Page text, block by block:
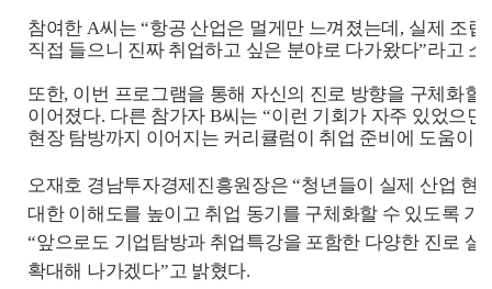
참여한 A씨는 “항공 산업은 멀게만 느껴졌는데 , 실제 조립
직접 들으니 진짜 취업하고 싶은 분야로 다가왔다”라고 소
또한, 이번 프로그램을 통해 자신의 진로 방향을 구체화할
이어졌다. 다른 참가자 B씨는 “이런 기회가 자주 있었으면
현장 탐방까지 이어지는 커리큘럼이 취업 준비에 도움이
오재호 경남투자경제진흥원장은“청년들이 실제 산업 현
대한 이해도를 높이고 취업 동기를 구체화할 수 있도록 기
“앞으로도 기업탐방과 취업특강을 포함한 다양한 진로 설
확대해 나가겠다”고 밝혔다.